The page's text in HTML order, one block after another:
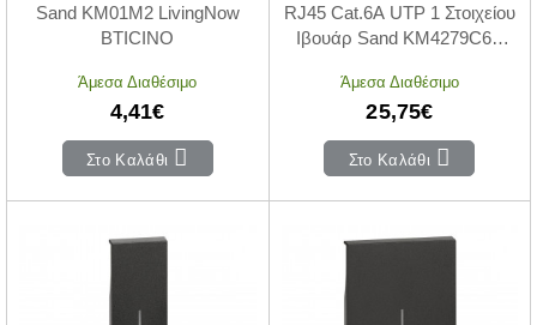
Sand KM01M2 LivingNow
BTICINO
Άμεσα Διαθέσιμο
4,41€
Στο Καλάθι
RJ45 Cat.6A UTP 1 Στοιχείου
Ιβουάρ Sand KM4279C6A
Άμεσα Διαθέσιμο
25,75€
Στο Καλάθι